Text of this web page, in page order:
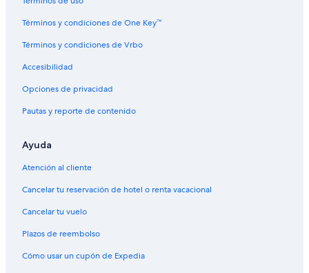
Términos y condiciones de One Key™
Términos y condiciones de Vrbo
Accesibilidad
Opciones de privacidad
Pautas y reporte de contenido
Ayuda
Atención al cliente
Cancelar tu reservación de hotel o renta vacacional
Cancelar tu vuelo
Plazos de reembolso
Cómo usar un cupón de Expedia